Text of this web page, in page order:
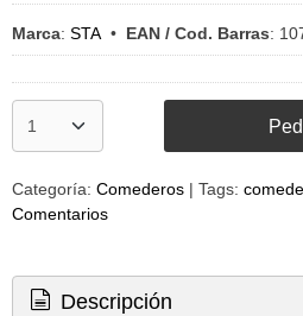
Marca: STA • EAN / Cod. Barras:
Categoría: Comederos | Tags:
Comentarios
Descripción